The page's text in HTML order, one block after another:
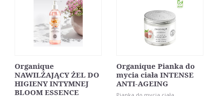
Organique
NAWILŻAJĄCY ŻEL DO
HIGIENY INTYMNEJ
BLOOM ESSENCE
Organique Pianka do
mycia ciała INTENSE
ANTI-AGEING
Pianka do mycia ciała,